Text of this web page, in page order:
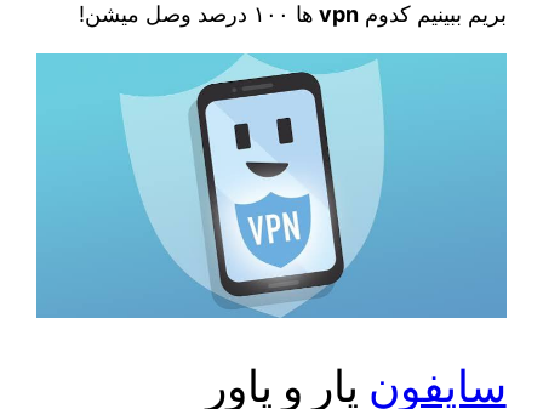
بریم ببینیم کدومvpn ها ۱۰۰ درصد وصل میشن!
سایفون یار و یاور